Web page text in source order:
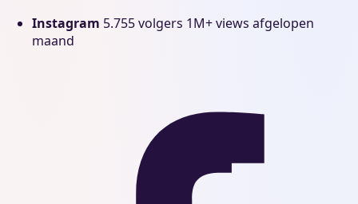
Instagram 5.755 volgers 1M+ views afgelopen
maand